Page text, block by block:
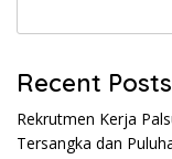
Recent Posts
Rekrutmen Kerja
Tersangka dan